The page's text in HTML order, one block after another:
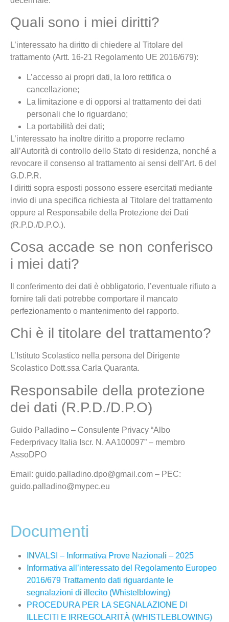
Quali sono i miei diritti?
L’interessato ha diritto di chiedere al Titolare del
trattamento (Artt. 16-21 Regolamento UE 2016/679):
L’accesso ai propri dati, la loro rettifica o
cancellazione;
La limitazione e di opporsi al trattamento dei dati
personali che lo riguardano;
La portabilità dei dati;
L’interessato ha inoltre diritto a proporre reclamo
all’Autorità di controllo dello Stato di residenza, nonché a
revocare il consenso al trattamento ai sensi dell’Art. 6 del
G.D.P.R.
I diritti sopra esposti possono essere esercitati mediante
invio di una specifica richiesta al Titolare del trattamento
oppure al Responsabile della Protezione dei Dati
(R.P.D./D.P.O.).
Cosa accade se non conferisco
i miei dati?
Il conferimento dei dati è obbligatorio, l’eventuale rifiuto a
fornire tali dati potrebbe comportare il mancato
perfezionamento o mantenimento del rapporto.
Chi è il titolare del trattamento?
L’Istituto Scolastico nella persona del Dirigente
Scolastico Dott.ssa Carla Quaranta.
Responsabile della protezione
dei dati (R.P.D./D.P.O)
Guido Palladino – Consulente Privacy “Albo
Federprivacy Italia Iscr. N. AA100097” – membro
AssoDPO
Email: guido.palladino.dpo@gmail.com – PEC:
guido.palladino@mypec.eu
Documenti
INVALSI – Informativa Prove Nazionali – 2025
Informativa all’interessato del Regolamento Europeo
2016/679 Trattamento dati riguardante le
segnalazioni di illecito (Whistelblowing)
PROCEDURA PER LA SEGNALAZIONE DI
ILLECITI E IRREGOLARITÀ (WHISTLEBLOWING)